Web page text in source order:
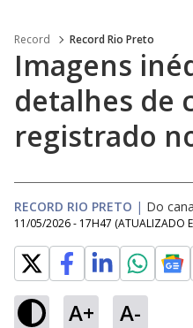
Record Record Rio Preto
Imagens
detalhes de
registrado
RECORD RIO PRETO | Do
11/05/2026 - 17H47 (ATUALIZADO
A+ A-